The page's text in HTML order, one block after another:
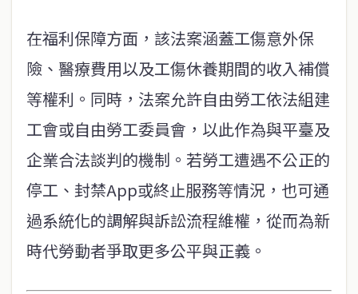
在福利保障方面，該法案涵蓋工傷意外保
險、醫療費用以及工傷休養期間的收入補償
等權利。同時，法案允許自由勞工依法組建
工會或自由勞工委員會，以此作為與平臺及
企業合法談判的機制。若勞工遭遇不公正的
停工、封禁App或終止服務等情況，也可通
過系統化的調解與訴訟流程維權，從而為新
時代勞動者爭取更多公平與正義。